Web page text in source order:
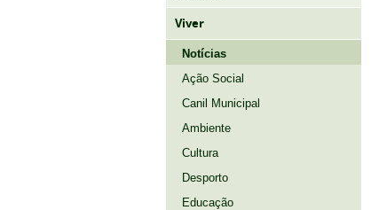
Viver
Notícias
Ação Social
Canil Municipal
Ambiente
Cultura
Desporto
Educação